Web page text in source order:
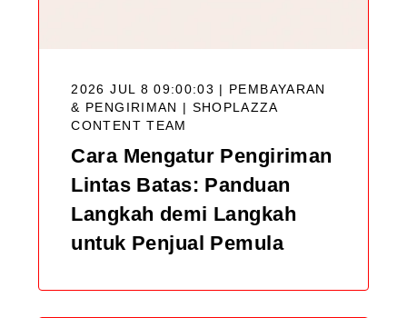
2026 JUL 8 09:00:03 | PEMBAYARAN
& PENGIRIMAN | SHOPLAZZA
CONTENT TEAM
Cara Mengatur Pengiriman
Lintas Batas: Panduan
Langkah demi Langkah
untuk Penjual Pemula